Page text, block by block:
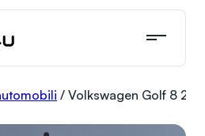
/ Volkswagen Golf 8 2.0